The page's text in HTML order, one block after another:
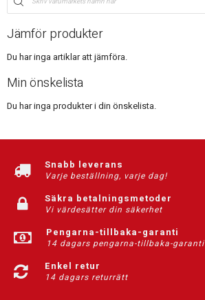
Jämför produkter
Du har inga artiklar att jämföra.
Min önskelista
Du har inga produkter i din önskelista.
Snabb leverans
Varje beställning, varje dag!
Säkra betalningsmetoder
Vi värdesätter din säkerhet
Pengarna-tillbaka-garanti
14 dagars pengarna-tillbaka-garanti
Enkel retur
14 dagars returrätt